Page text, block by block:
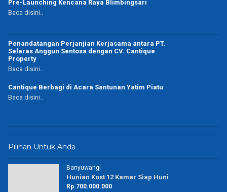
Pre-Launching Kencana Raya Blimbingsari
Baca disini..
Penandatangan Perjanjian Kerjasama antara PT.
Selaras Anggun Sentosa dengan CV. Cantique
Property
Baca disini..
Cantique Berbagi di Acara Santunan Yatim Piatu
Baca disini..
Pilihan Untuk Anda
Banyuwangi
Hunian Kost 12 Kamar Siap Huni
Rp.700.000.000